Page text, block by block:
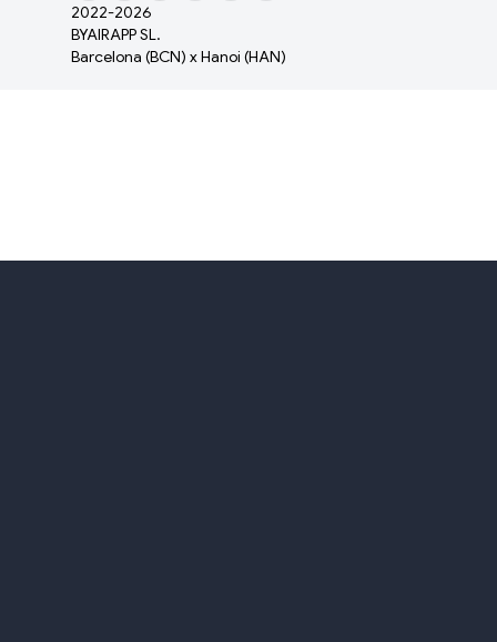
2022-2026
BYAIRAPP SL.
Barcelona (BCN) x Hanoi (HAN)